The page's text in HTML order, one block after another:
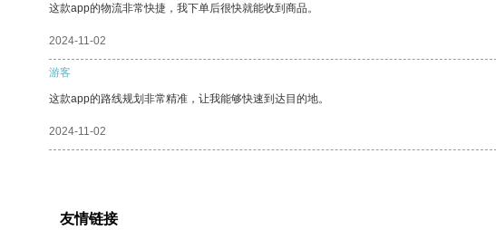
这款app的物流非常快捷，我下单后很快就能收到商品。
2024-11-02
游客
这款app的路线规划非常精准，让我能够快速到达目的地。
2024-11-02
友情链接